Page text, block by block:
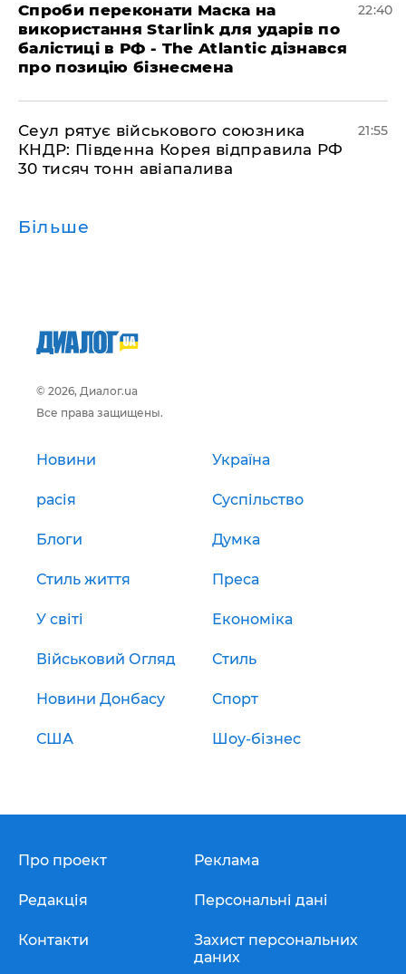
​Спроби переконати Маска на
використання Starlink для ударів по
балістиці в РФ - The Atlantic дізнався
про позицію бізнесмена
22:40
​Сеул рятує військового союзника
КНДР: Південна Корея відправила РФ
30 тисяч тонн авіапалива
21:55
Більше
© 2026, Диалог.ua
Все права защищены.
Новини Україна
расія Суспільство
Блоги Думка
Стиль життя Преса
У світі Економіка
Військовий Огляд Стиль
Новини Донбасу Спорт
США Шоу-бізнес
Про проект
Редакція
Контакти
Реклама
Персональні дані
Захист персональних
даних